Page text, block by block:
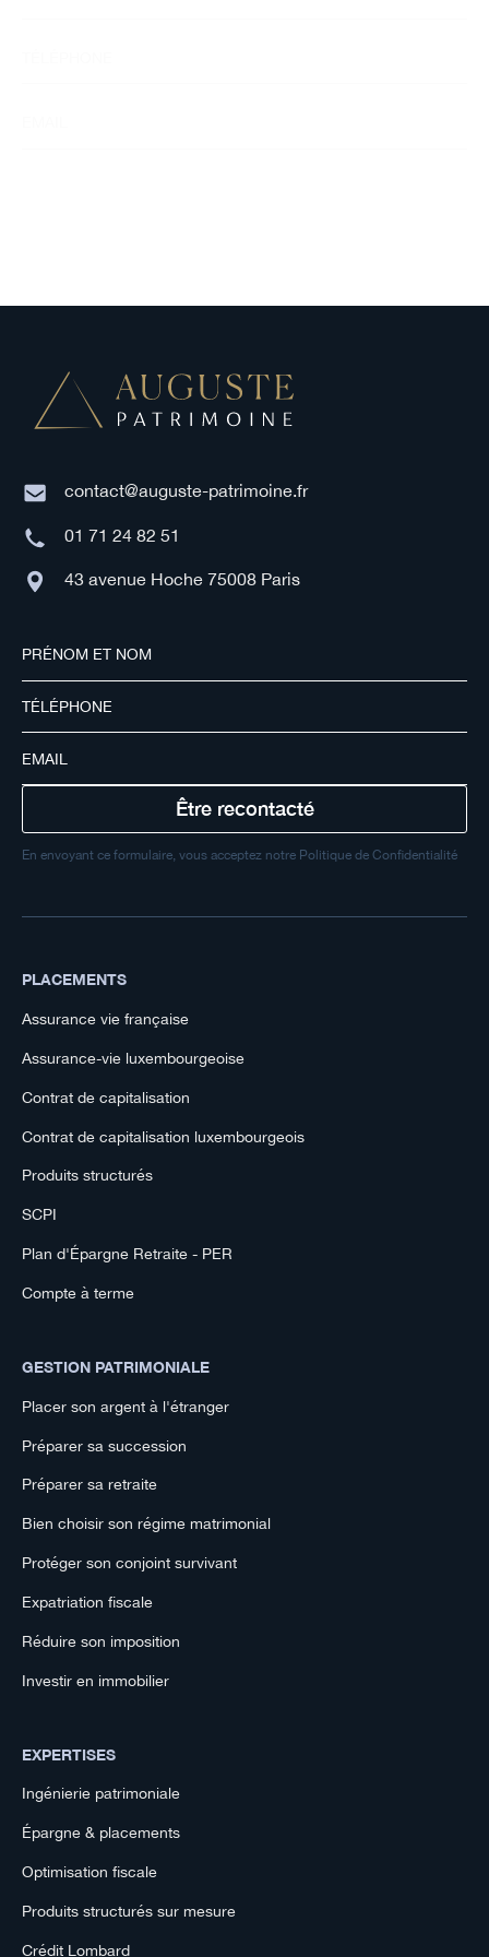
contact@auguste-patrimoine.fr
01 71 24 82 51
43 avenue Hoche 75008 Paris
En envoyant ce formulaire, vous acceptez notre Politique de Confidentialité
PLACEMENTS
Assurance vie française
Assurance-vie luxembourgeoise
Contrat de capitalisation
Contrat de capitalisation luxembourgeois
Produits structurés
SCPI
Plan d'Épargne Retraite - PER
Compte à terme
GESTION PATRIMONIALE
Placer son argent à l'étranger
Préparer sa succession
Préparer sa retraite
Bien choisir son régime matrimonial
Protéger son conjoint survivant
Expatriation fiscale
Réduire son imposition
Investir en immobilier
EXPERTISES
Ingénierie patrimoniale
Épargne & placements
Optimisation fiscale
Produits structurés sur mesure
Crédit Lombard